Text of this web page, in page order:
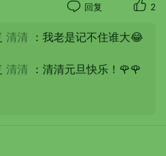
样的环境里，都会春光无
祝福我50+的生日，也感
一个人。因为有你，我心
乐！
回复 2
清清
：我老是记不住谁大😂
清清
：清清元旦快乐！🌹🌹